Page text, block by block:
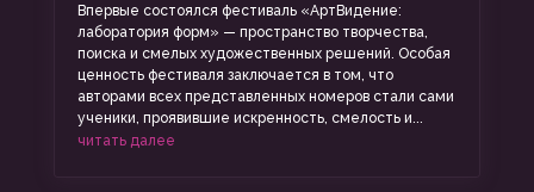
Впервые состоялся фестиваль «АртВидение:
лаборатория форм» — пространство творчества,
поиска и смелых художественных решений. Особая
ценность фестиваля заключается в том, что
авторами всех представленных номеров стали сами
ученики, проявившие искренность, смелость и...
читать далее